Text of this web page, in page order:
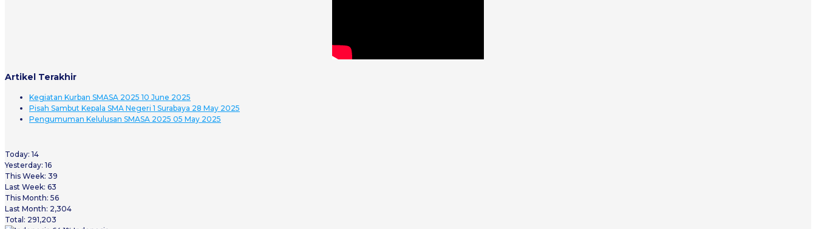
Artikel Terakhir
Kegiatan Kurban SMASA 2025 10 June 2025
Pisah Sambut Kepala SMA Negeri 1 Surabaya 28 May 2025
Pengumuman Kelulusan SMASA 2025 05 May 2025
Today: 14
Yesterday: 16
This Week: 39
Last Week: 63
This Month: 56
Last Month: 2,304
Total: 291,203